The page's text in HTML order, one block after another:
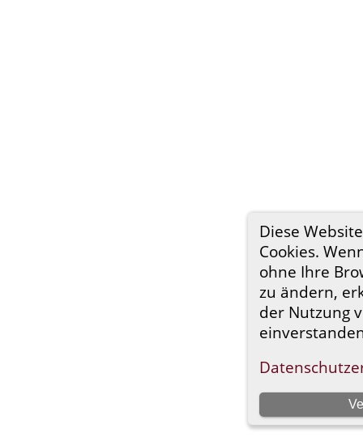
Diese
Cookies.
ohne Ihre
zu ändern,
der Nutzung